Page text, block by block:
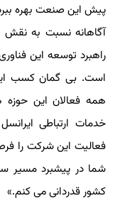
پیش این صنعت بهره
آگاهانه نسبت به نقش
راهبرد توسعه این
است. بی گمان کسب
همه فعالان این
خدمات ارتباطی
فعالیت این شرکت را
شما در پیشبرد مسیر
کشور قدردانی می کنم.»